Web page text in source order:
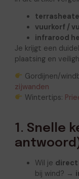
vuurkorf /
infrarood
Je krijgt een
plaatsing en
Gordijnen/
zijwanden
Wintertips:
1. Snelle
Wil je direct
bij wind? →